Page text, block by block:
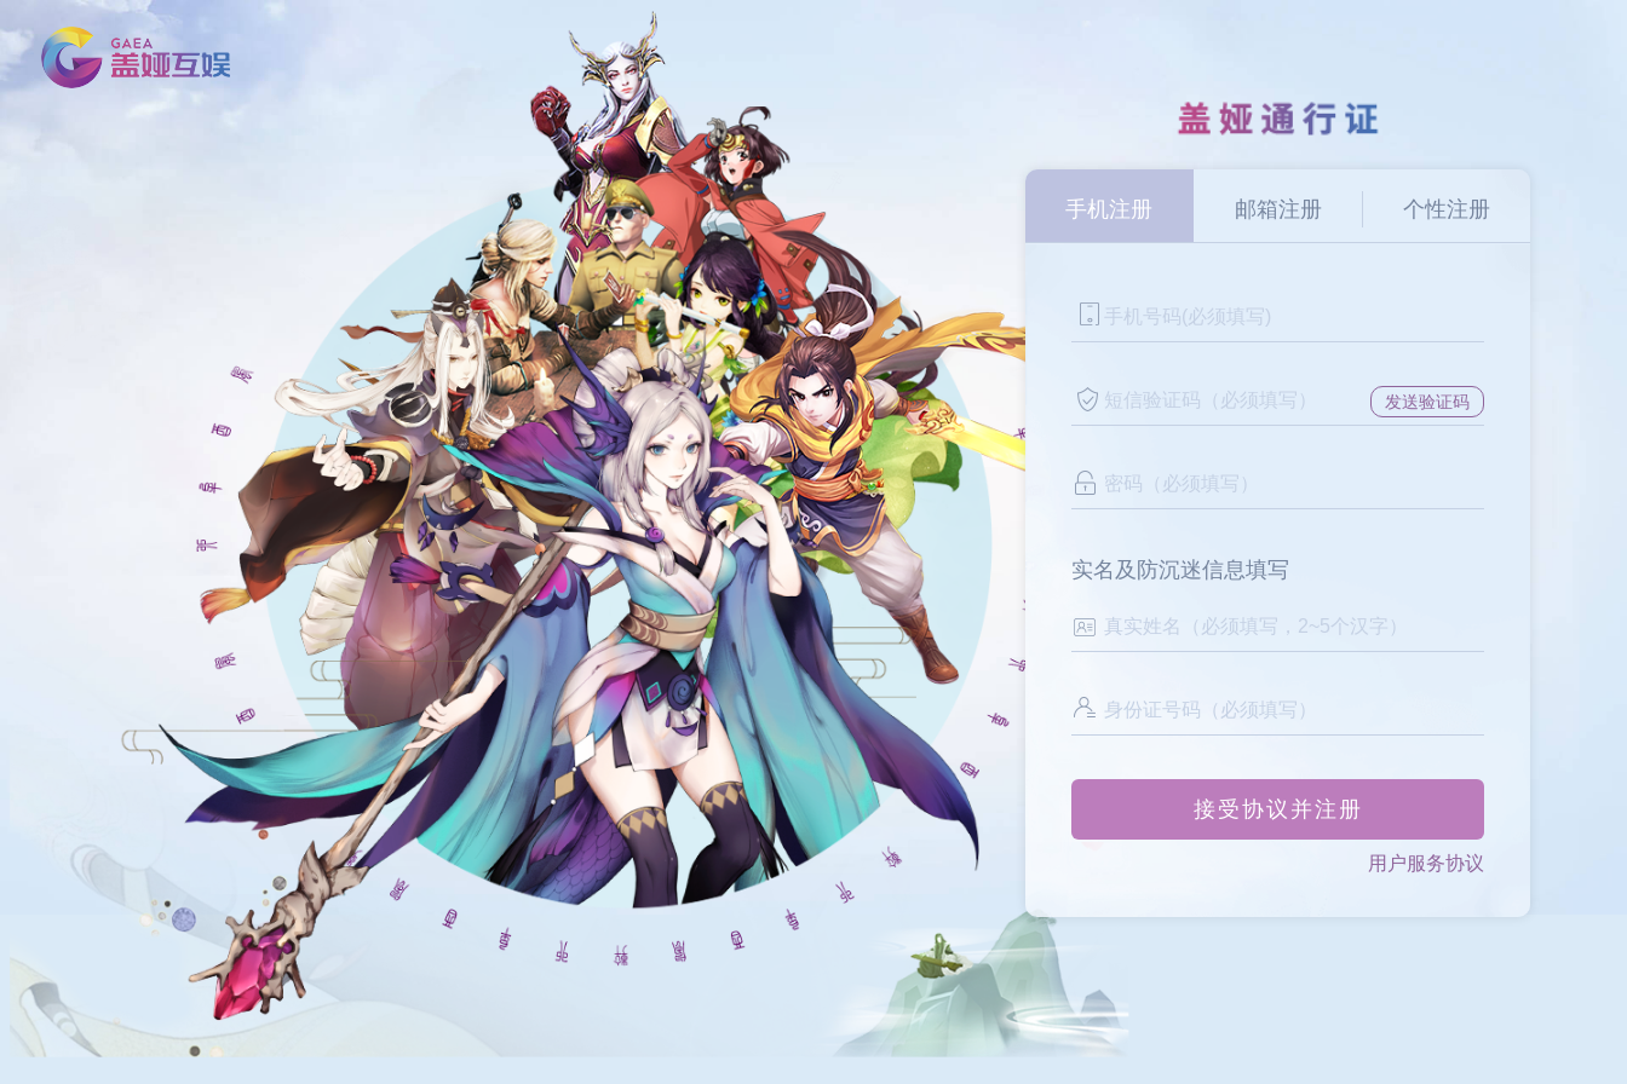
手机注册 邮箱注册 个性注册
发送验证码
实名及防沉迷信息填写
接受协议并注册
用户服务协议